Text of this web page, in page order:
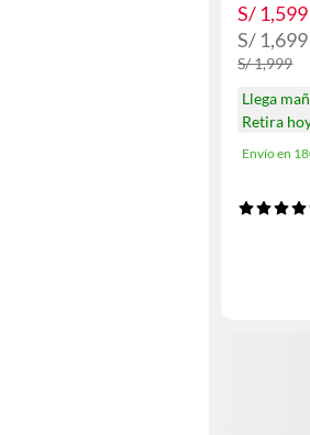
S/ 1,599
S/ 1,699
S/ 1,999
Llega
Retira
Envío en